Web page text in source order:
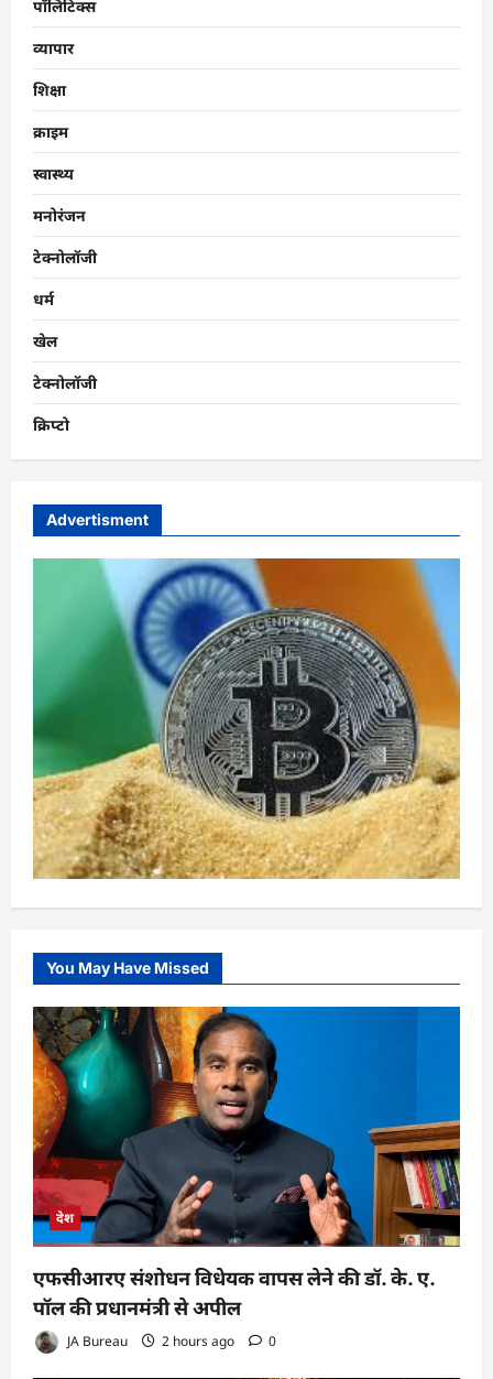
पॉलिटिक्स
व्यापार
शिक्षा
क्राइम
स्वास्थ्य
मनोरंजन
टेक्नोलॉजी
धर्म
खेल
टेक्नोलॉजी
क्रिप्टो
Advertisment
You May Have Missed
देश
एफसीआरए संशोधन विधेयक वापस लेने की डॉ. के. ए.
पॉल की प्रधानमंत्री से अपील
JA Bureau 2 hours ago 0